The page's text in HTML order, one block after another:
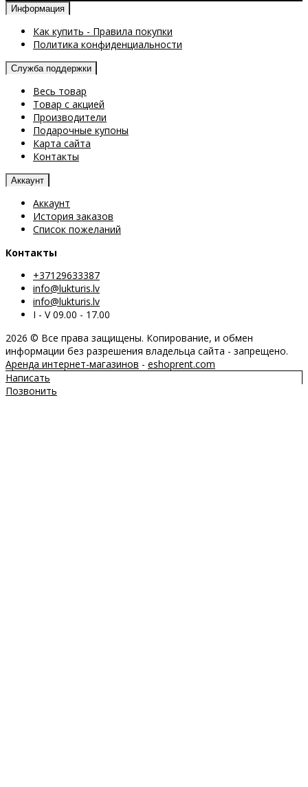
Информация
Как купить - Правила покупки
Политика конфиденциальности
Служба поддержки
Весь товар
Товар с акцией
Производители
Подарочные купоны
Карта сайта
Контакты
Аккаунт
Аккаунт
История заказов
Список пожеланий
Контакты
+37129633387
info@lukturis.lv
info@lukturis.lv
I - V 09.00 - 17.00
2026 © Все права защищены. Копирование, и обмен
информации без разрешения владельца сайта - запрещено.
Аренда интернет-магазинов - eshoprent.com
Написать
Позвонить